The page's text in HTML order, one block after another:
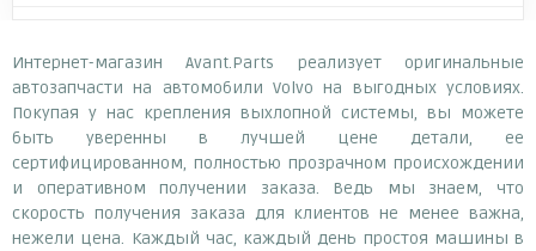
Интернет-магазин Avant.Parts реализует оригинальные
автозапчасти на автомобили Volvo на выгодных условиях.
Покупая у нас крепления выхлопной системы, вы можете
быть уверенны в лучшей цене детали, ее
сертифицированном, полностью прозрачном происхождении
и оперативном получении заказа. Ведь мы знаем, что
скорость получения заказа для клиентов не менее важна,
нежели цена. Каждый час, каждый день простоя машины в